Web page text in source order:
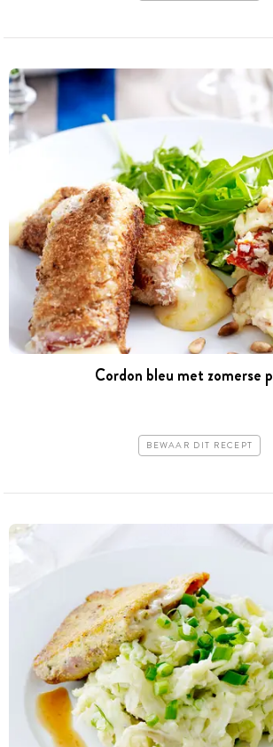
Cordon bleu met zomerse
BEWAAR DIT RECEPT